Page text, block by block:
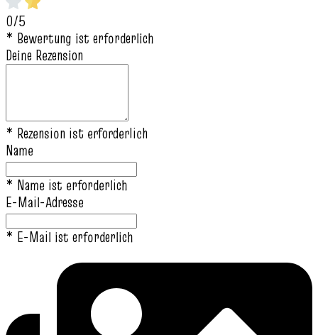
0/5
* Bewertung ist erforderlich
Deine Rezension
* Rezension ist erforderlich
Name
* Name ist erforderlich
E-Mail-Adresse
* E-Mail ist erforderlich